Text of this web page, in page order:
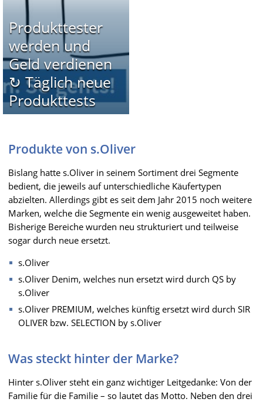
Produkttester
werden und
Geld verdienen
↻ Täglich neue
Produkttests
Produkte von s.Oliver
Bislang hatte s.Oliver in seinem Sortiment drei Segmente
bedient, die jeweils auf unterschiedliche Käufertypen
abzielten. Allerdings gibt es seit dem Jahr 2015 noch weitere
Marken, welche die Segmente ein wenig ausgeweitet haben.
Bisherige Bereiche wurden neu strukturiert und teilweise
sogar durch neue ersetzt.
s.Oliver
s.Oliver Denim, welches nun ersetzt wird durch QS by
s.Oliver
s.Oliver PREMIUM, welches künftig ersetzt wird durch SIR
OLIVER bzw. SELECTION by s.Oliver
Was steckt hinter der Marke?
Hinter s.Oliver steht ein ganz wichtiger Leitgedanke: Von der
Familie für die Familie – so lautet das Motto. Neben den drei